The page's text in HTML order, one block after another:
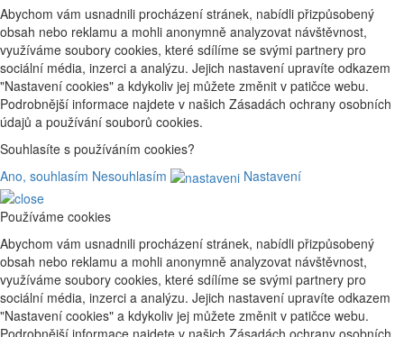
Abychom vám usnadnili procházení stránek, nabídli přizpůsobený
obsah nebo reklamu a mohli anonymně analyzovat návštěvnost,
využíváme soubory cookies, které sdílíme se svými partnery pro
sociální média, inzerci a analýzu. Jejich nastavení upravíte odkazem
"Nastavení cookies" a kdykoliv jej můžete změnit v patičce webu.
Podrobnější informace najdete v našich Zásadách ochrany osobních
údajů a používání souborů cookies.
Souhlasíte s používáním cookies?
Ano, souhlasím Nesouhlasím Nastavení
Používáme cookies
Abychom vám usnadnili procházení stránek, nabídli přizpůsobený
obsah nebo reklamu a mohli anonymně analyzovat návštěvnost,
využíváme soubory cookies, které sdílíme se svými partnery pro
sociální média, inzerci a analýzu. Jejich nastavení upravíte odkazem
"Nastavení cookies" a kdykoliv jej můžete změnit v patičce webu.
Podrobnější informace najdete v našich Zásadách ochrany osobních